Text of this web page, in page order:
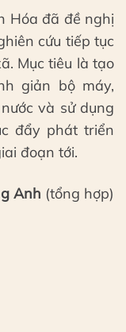
Hóa đã đề nghị
cứu tiếp tục
Mục tiêu là tạo
giản bộ máy,
và sử dụng
đẩy phát triển
đoạn tới.
Anh (tổng hợp)